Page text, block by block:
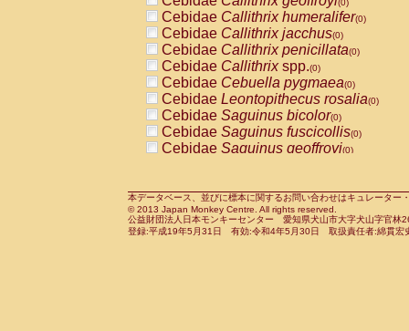
PitheciidaeChiropotes satanas(0)
PitheciidaePithecia monachus
PitheciidaePithecia pithecia(0)
CercopithecidaeCercocebus agilis
CercopithecidaeCercocebus
CercopithecidaeCercocebus
CercopithecidaeCercocebus
CercopithecidaeCercocebus
CercopithecidaeCercocebushybrid
CercopithecidaePapio anubis(0)
CercopithecidaePapio cynocephalus
CercopithecidaePapio hamadryas(0)
(0)
Cebidae Callithrix humeralifer(0)
Cebidae Callithrix jacchus(0)
Cebidae Callithrix penicillata(0)
Cebidae Callithrixspp.(0)
Cebidae Cebuella pygmaea(0)
Cebidae Leontopithecus rosalia(0)
Cebidae Saguinus bicolor(0)
Cebidae Saguinus fuscicollis(0)
Cebidae Saguinus geoffroyi(0)
CebidaeSaguinus leucopus(0)
CebidaeSaguinus midas(0)
Cebidae Saguinus mystax(0)
本データベース、並びに標本に関するお問い合わせはキュレータ
© 2013 Japan Monkey Centre. All rights reserved.
公益財団法人日本モンキーセンター 愛知県犬山市大字犬山字官
登録:平成19年5月31日 有効:令和4年5月30日 取扱責任者:綿貫宏